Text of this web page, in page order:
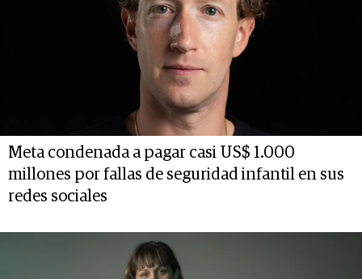
Meta condenada a pagar casi US$ 1.000
millones por fallas de seguridad infantil en sus
redes sociales